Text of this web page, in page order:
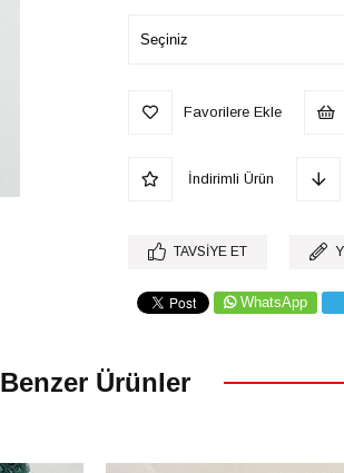
Favorilere Ekle
İndirimli Ürün
TAVSIYE ET
WhatsApp
Benzer Ürünler